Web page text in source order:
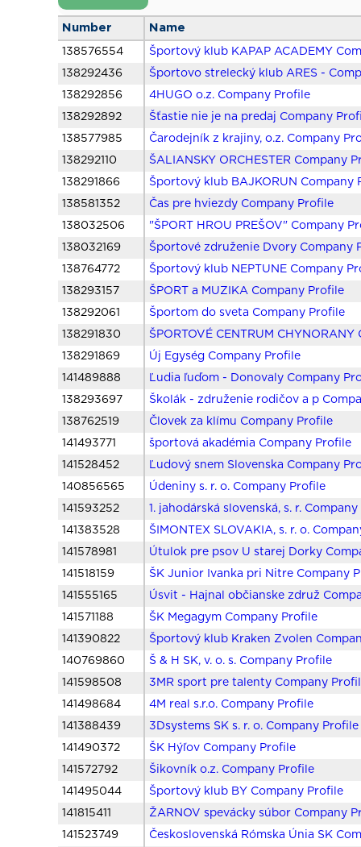
Number Name
138576554
Športový klub KAPAP ACADEMY
138292436
Športovo strelecký klub ARES -
138292856
4HUGO o.z. Company Profile
138292892
Šťastie nie je na predaj Company
138577985
Čarodejník z krajiny, o.z. Company
138292110
ŠALIANSKY ORCHESTER Company
138291866
Športový klub BAJKORUN Company
138581352
Čas pre hviezdy Company Profile
138032506
"ŠPORT HROU PREŠOV" Company
138032169
Športové združenie Dvory Company
138764772
Športový klub NEPTUNE Company
138293157
ŠPORT a MUZIKA Company Profile
138292061
Športom do sveta Company Profile
138291830
ŠPORTOVÉ CENTRUM
138291869
Új Egység Company Profile
141489888
Ľudia ľuďom - Donovaly Company
138293697
Školák - združenie rodičov a p
138762519
Človek za klímu Company Profile
141493771
športová akadémia Company Profile
141528452
Ľudový snem Slovenska Company
140856565
Údeniny s. r. o. Company Profile
141593252
1. jahodárská slovenská, s. r.
141383528
ŠIMONTEX SLOVAKIA, s. r. o.
141578981
Útulok pre psov U starej Dorky
141518159
ŠK Junior Ivanka pri Nitre Company
141555165
Úsvit - Hajnal občianske združ
141571188
ŠK Megagym Company Profile
141390822
Športový klub Kraken Zvolen
140769860
Š & H SK, v. o. s. Company Profile
141598508
3MR sport pre talenty Company
141498684
4M real s.r.o. Company Profile
141388439
3Dsystems SK s. r. o. Company Profile
141490372
ŠK Hýľov Company Profile
141572792
Šikovník o.z. Company Profile
141495044
Športový klub BY Company Profile
141815411
ŽARNOV spevácky súbor Company
141523749
Československá Rómska Únia SK